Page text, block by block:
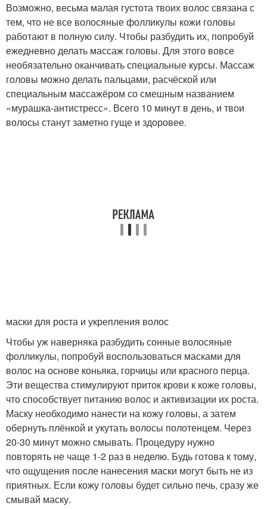
Возможно, весьма малая густота твоих волос связана с
тем, что не все волосяные фолликулы кожи головы
работают в полную силу. Чтобы разбудить их, попробуй
ежедневно делать массаж головы. Для этого вовсе
необязательно оканчивать специальные курсы. Массаж
головы можно делать пальцами, расчёской или
специальным массажёром со смешным названием
«мурашка-антистресс». Всего 10 минут в день, и твои
волосы станут заметно гуще и здоровее.
маски для роста и укрепления волос
Чтобы уж наверняка разбудить сонные волосяные
фолликулы, попробуй воспользоваться масками для
волос на основе коньяка, горчицы или красного перца.
Эти вещества стимулируют приток крови к коже головы,
что способствует питанию волос и активизации их роста.
Маску необходимо нанести на кожу головы, а затем
обернуть плёнкой и укутать волосы полотенцем. Через
20-30 минут можно смывать. Процедуру нужно
повторять не чаще 1-2 раз в неделю. Будь готова к тому,
что ощущения после нанесения маски могут быть не из
приятных. Если кожу головы будет сильно печь, сразу же
смывай маску.